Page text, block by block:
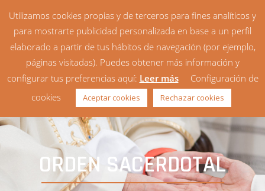
ORDEN SACERDOTAL
Utilizamos cookies propias y de terceros para fines analíticos y
para mostrarte publicidad personalizada en base a un perfil
elaborado a partir de tus hábitos de navegación (por ejemplo,
páginas visitadas). Puedes obtener más información y
configurar tus preferencias aquí: Leer más
Configuración de
cookies
Aceptar cookies Rechazar cookies